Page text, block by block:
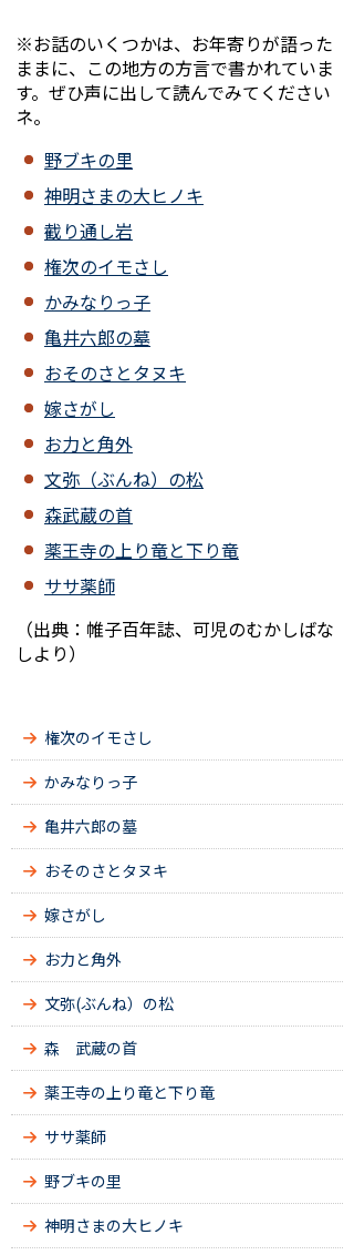
※お話のいくつかは、お年寄りが語った
ままに、この地方の方言で書かれていま
す。ぜひ声に出して読んでみてください
ネ。
野ブキの里
神明さまの大ヒノキ
截り通し岩
権次のイモさし
かみなりっ子
亀井六郎の墓
おそのさとタヌキ
嫁さがし
お力と角外
文弥（ぶんね）の松
森武蔵の首
薬王寺の上り竜と下り竜
ササ薬師
（出典：帷子百年誌、可児のむかしばな
しより）
権次のイモさし
かみなりっ子
亀井六郎の墓
おそのさとタヌキ
嫁さがし
お力と角外
文弥(ぶんね）の松
森 武蔵の首
薬王寺の上り竜と下り竜
ササ薬師
野ブキの里
神明さまの大ヒノキ